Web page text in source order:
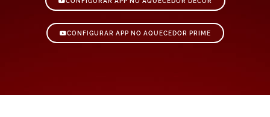
CONFIGURAR APP NO AQUECEDOR PRIME